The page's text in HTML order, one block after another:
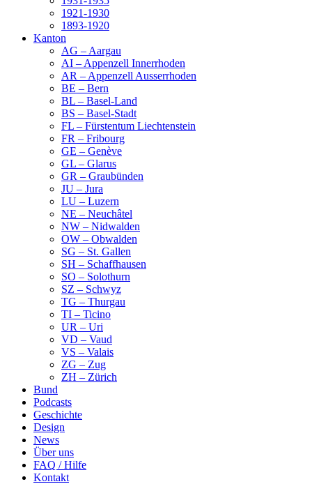
1921-1930
1893-1920
Kanton
AG – Aargau
AI – Appenzell Innerrhoden
AR – Appenzell Ausserrhoden
BE – Bern
BL – Basel-Land
BS – Basel-Stadt
FL – Fürstentum Liechtenstein
FR – Fribourg
GE – Genève
GL – Glarus
GR – Graubünden
JU – Jura
LU – Luzern
NE – Neuchâtel
NW – Nidwalden
OW – Obwalden
SG – St. Gallen
SH – Schaffhausen
SO – Solothurn
SZ – Schwyz
TG – Thurgau
TI – Ticino
UR – Uri
VD – Vaud
VS – Valais
ZG – Zug
ZH – Zürich
Bund
Podcasts
Geschichte
Design
News
Über uns
FAQ / Hilfe
Kontakt